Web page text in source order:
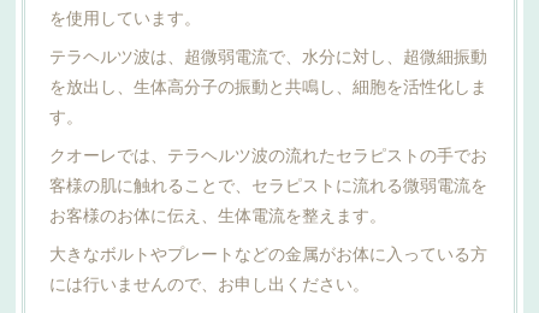
を使用しています。
テラヘルツ波は、超微弱電流で、水分に対し、超微細振動
を放出し、生体高分子の振動と共鳴し、細胞を活性化しま
す。
クオーレでは、テラヘルツ波の流れたセラピストの手でお
客様の肌に触れることで、セラピストに流れる微弱電流を
お客様のお体に伝え、生体電流を整えます。
大きなボルトやプレートなどの金属がお体に入っている方
には行いませんので、お申し出ください。